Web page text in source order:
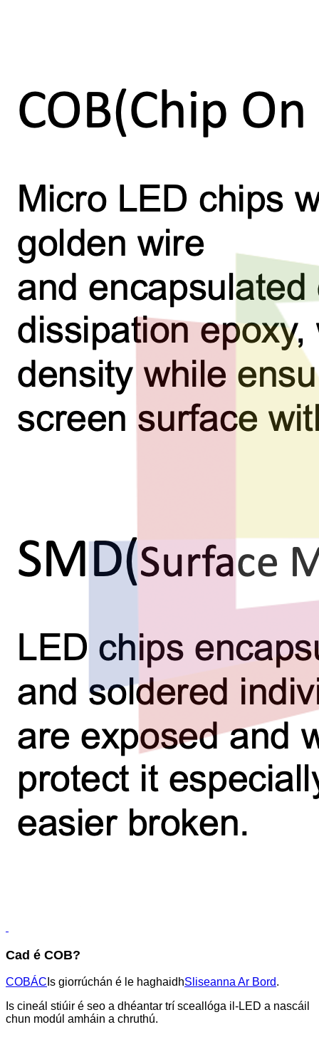
Cad é COB?
COBÁC Is giorrúchán é le haghaidhSliseanna Ar Bord.
Is cineál stiúir é seo a dhéantar trí sceallóga il-LED a nascáil
chun modúl amháin a chruthú.